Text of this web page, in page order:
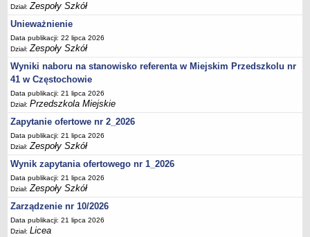
Dział:Zespoły Szkół
Unieważnienie
Data publikacji: 22 lipca 2026
Dział:Zespoły Szkół
Wyniki naboru na stanowisko referenta w Miejskim Przedszkolu nr
41 w Częstochowie
Data publikacji: 21 lipca 2026
Dział:Przedszkola Miejskie
Zapytanie ofertowe nr 2_2026
Data publikacji: 21 lipca 2026
Dział:Zespoły Szkół
Wynik zapytania ofertowego nr 1_2026
Data publikacji: 21 lipca 2026
Dział:Zespoły Szkół
Zarządzenie nr 10/2026
Data publikacji: 21 lipca 2026
Dział:Licea